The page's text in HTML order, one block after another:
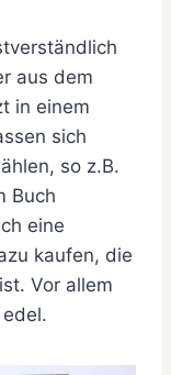
aus dem
in einem
sich
so z.B.
Buch
eine
kaufen, die
Vor allem